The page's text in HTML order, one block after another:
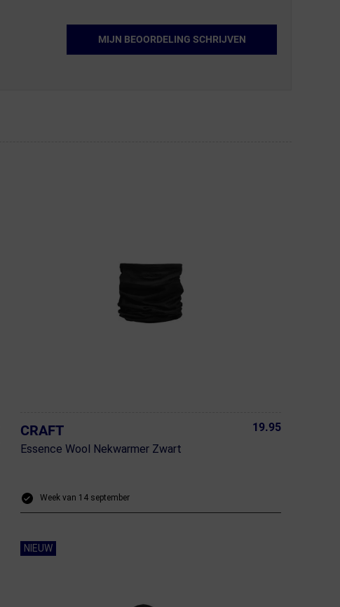
MIJN BEOORDELING SCHRIJVEN
CRAFT
Essence Wool Nekwarmer Zwart
19.95
Week van 14 september
NIEUW